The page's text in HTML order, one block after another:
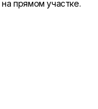
прямом участке.